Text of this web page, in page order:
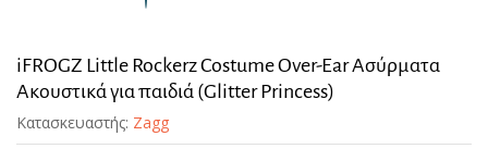
iFROGZ Little Rockerz Costume Over-Ear Ασύρματα
Ακουστικά για παιδιά (Glitter Princess)
Κατασκευαστής: Zagg